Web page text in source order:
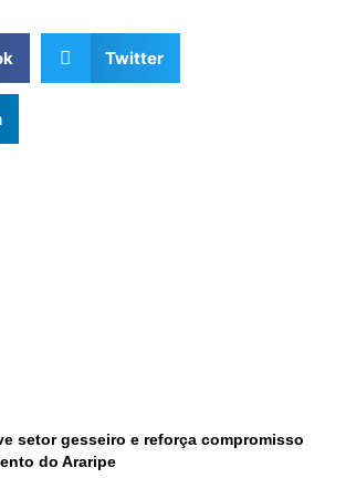
Twitter
setor gesseiro e reforça compromisso
do Araripe